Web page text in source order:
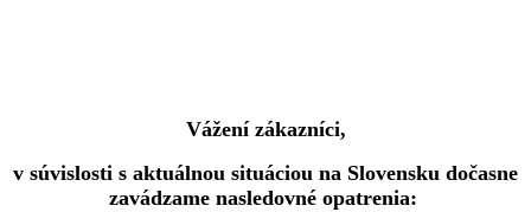
Vážení zákazníci,
v súvislosti s aktuálnou situáciou na Slovensku dočasne
zavádzame nasledovné opatrenia: